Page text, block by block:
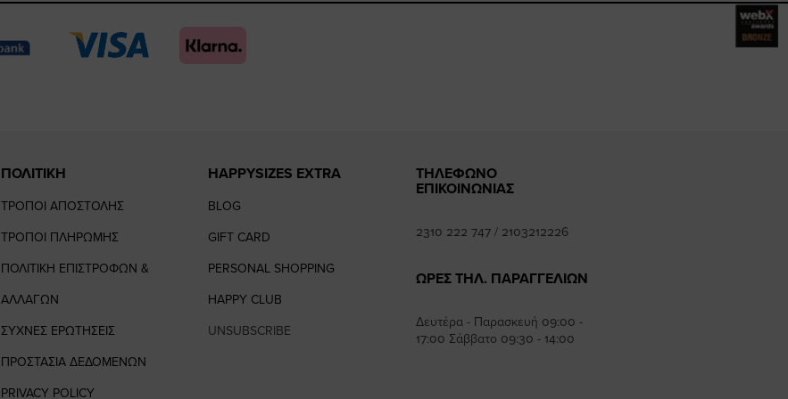
pagepagefeature=mhee
ΠΟΛΙΤΙΚΗ
ΤΡΟΠΟΙ ΑΠΟΣΤΟΛΗΣ
ΤΡΟΠΟΙ ΠΛΗΡΩΜΗΣ
ΠΟΛΙΤΙΚΗ ΕΠΙΣΤΡΟΦΩΝ &
ΑΛΛΑΓΩΝ
ΣΥΧΝΕΣ ΕΡΩΤΗΣΕΙΣ
ΠΡΟΣΤΑΣΙΑ ΔΕΔΟΜΕΝΩΝ
PRIVACY POLICY
HAPPYSIZES EXTRA
BLOG
GIFT CARD
PERSONAL SHOPPING
HAPPY CLUB
UNSUBSCRIBE
ΤΗΛΕΦΩΝΟ
ΕΠΙΚΟΙΝΩΝΙΑΣ
2310 222 747 / 2103212226
ΩΡΕΣ ΤΗΛ. ΠΑΡΑΓΓΕΛΙΩΝ
Δευτέρα - Παρασκευή 09:00 -
17:00 Σάββατο 09:30 - 14:00